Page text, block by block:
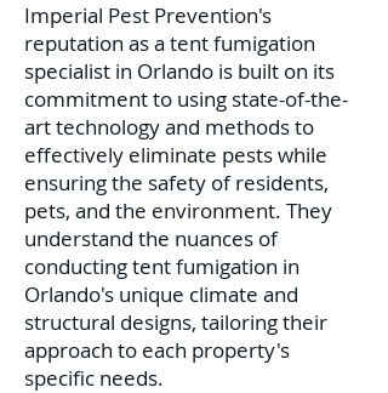
Imperial Pest Prevention's
reputation as a tent fumigation
specialist in Orlando is built on its
commitment to using state-of-the-
art technology and methods to
effectively eliminate pests while
ensuring the safety of residents,
pets, and the environment. They
understand the nuances of
conducting tent fumigation in
Orlando's unique climate and
structural designs, tailoring their
approach to each property's
specific needs.